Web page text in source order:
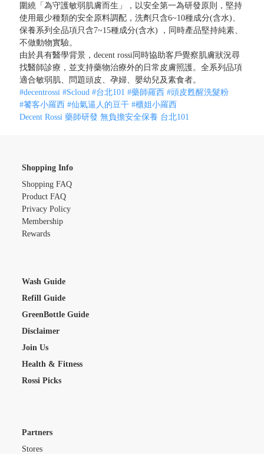
圍繞「為守護敏弱肌膚而生」，以安全第一為研發原則，堅持
使用最少種類的安全原料調配，洗劑只含6~10種成分(含水)、
保養系列全品項只含7~15種成分(含水) ，同時產品堅持純素、
不做動物實驗。
由於具有醫學背景，decent rossi同時協助客戶覺察肌膚狀況尋
找醫師診療，並支持藥物治療外的日常皮膚照護。全系列品項
適合敏弱肌、問題頭皮、孕婦、嬰幼兒及素食者。
#decentrossi #Scloud #台北101 #藥師羅西 #頭皮甦醒洗髮粉
#饕客小羅西 #仙氣逼人的豆干 #櫃姐小羅西
Decent Rossi 藥師研發 無負擔安全保養 台北101
Shopping Info
Shopping FAQ
Product FAQ
Privacy Policy
Membership
Rewards
Wash Guide
Refill Guide
GreenBottle Guide
Disclaimer
Join Us
Health & Fitness
Rossi Picks
Partners
Stores